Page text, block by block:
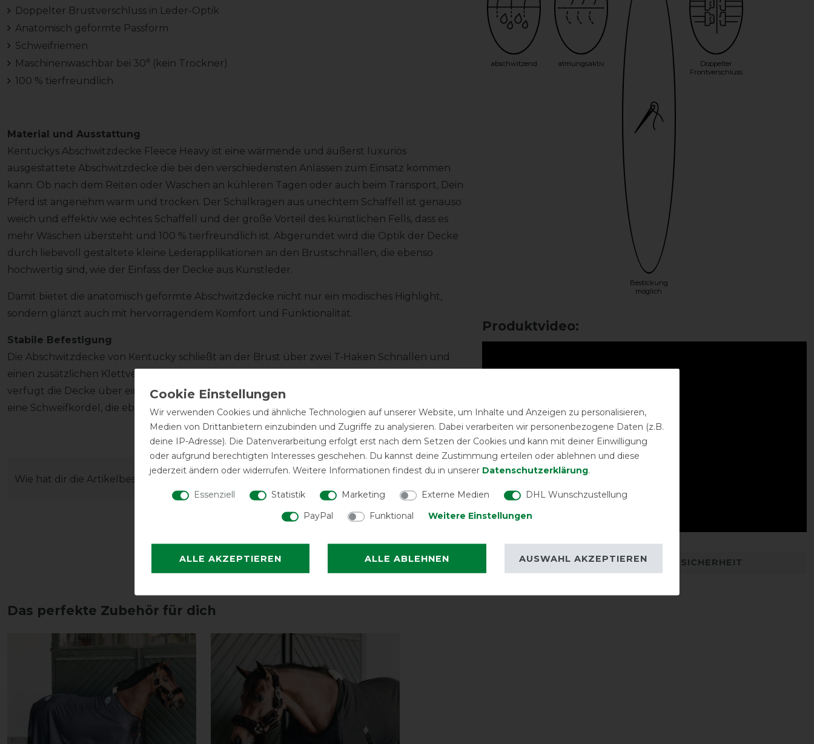
Doppelter Brustverschluss in Leder-Optik
Anatomisch geformte Passform
Schweifriemen
Maschinenwaschbar bei 30° (kein Trockner)
100 % tierfreundlich
Material und Ausstattung
Kentuckys Abschwitzdecke Fleece Heavy ist eine wärmende und äußerst luxuriös
ausgestattete Abschwitzdecke die bei den verschiedensten Anlässen zum Einsatz kommen
kann. Ob nach dem Reiten oder Waschen an kühleren Tagen oder auch beim Transport, Dein
Pferd ist angenehm warm und trocken. Der Schalkragen aus unechtem Schaffell ist genauso
weich und effektiv wie echtes Schaffell und der große Vorteil des künstlichen Fells, dass es
mehr Wäschen übersteht und 100 % tierfreundlich ist. Abgerundet wird die Optik der Decke
durch liebevoll gestaltete kleine Lederapplikationen an den Brustschnallen, die ebenso
hochwertig sind, wie der Einfass der Decke aus Kunstleder.
Damit bietet die anatomisch geformte Abschwitzdecke nicht nur ein modisches Highlight,
sondern glänzt auch mit hervorragendem Komfort und Funktionalität.
Stabile Befestigung
Die Abschwitzdecke von Kentucky schließt an der Brust über zwei T-Haken Schnallen und
einen zusätzlichen Klettverschluss. Um einen sicheren und komfortablen Sitz zu garantieren
verfügt die Decke über eine verstellbare, abnehmbare, innenliegende Kreuzbegurtung und
eine Schweifkordel, die ebenfalls abnehmbar ist.
Wie hat dir die Artikelbeschreibung gefallen?
abschwitzend atmungsaktiv
Bestickung
möglich
Doppelter
Frontverschluss
Produktvideo:
DETAILS ZUR PRODUKTSICHERHEIT
Das perfekte Zubehör für dich
Wir verwenden Cookies und ähnliche Technologien auf unserer Website, um Inhalte und Anzeigen zu personalisieren,
Medien von Drittanbietern einzubinden und Zugriffe zu analysieren. Dabei verarbeiten wir personenbezogene Daten (z.B.
deine IP-Adresse). Die Datenverarbeitung erfolgt erst nach dem Setzen der Cookies und kann mit deiner Einwilligung
oder aufgrund berechtigten Interesses geschehen. Du kannst deine Zustimmung erteilen oder ablehnen und diese
jederzeit ändern oder widerrufen. Weitere Informationen findest du in unserer Daten­schutz­erklärung.
Essenziell Statistik Marketing Externe Medien
DHL Wunschzustellung
PayPal
Funktional Weitere Einstellungen
ALLE AKZEPTIEREN ALLE ABLEHNEN AUSWAHL AKZEPTIEREN